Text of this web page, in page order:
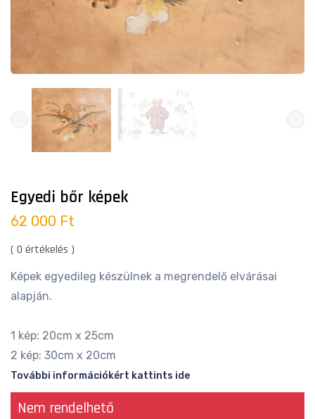
Egyedi bőr képek
62 000 Ft
( 0 értékelés )
Képek egyedileg készülnek a megrendelő elvárásai
alapján.
1 kép: 20cm x 25cm
2 kép: 30cm x 20cm
További információkért kattints ide
Nem rendelhető